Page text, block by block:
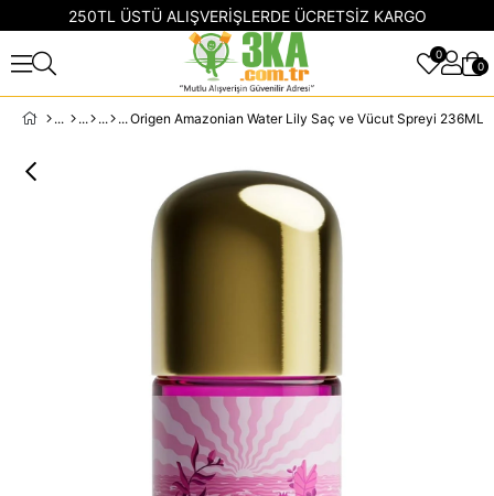
250TL ÜSTÜ ALIŞVERİŞLERDE ÜCRETSİZ KARGO
0
0
Origen Amazonian Water Lily Saç ve Vücut Spreyi 236ML